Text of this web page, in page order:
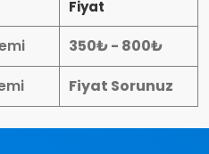
Fiyat
350₺ - 800₺
Fiyat Sorunuz